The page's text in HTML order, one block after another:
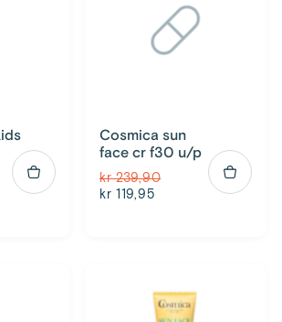
Cosmica sun
face cr f30 u/p
kr 239,90
kr 119,95